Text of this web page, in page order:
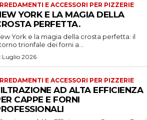
E ACCESSORI PER PIZZERIE
YORK E LA MAGIA DELLA
PERFETTA.
York e la magia della crosta perfetta: il
trionfale dei forni a...
Luglio 2026
E ACCESSORI PER PIZZERIE
AD ALTA EFFICIENZA
CAPPE E FORNI